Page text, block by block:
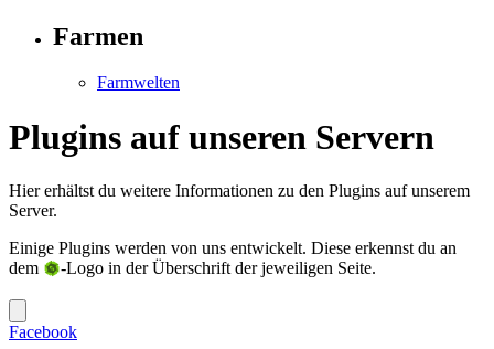
Farmen
Farmwelten
Plugins auf unseren Servern
Hier erhältst du weitere Informationen zu den Plugins auf unserem
Server.
Einige Plugins werden von uns entwickelt. Diese erkennst du an
dem
-Logo in der Überschrift der jeweiligen Seite.
Facebook